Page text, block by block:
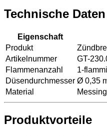
Technische Daten
Eigenschaft
Produkt
Artikelnummer
GT-
Flammenanzahl
1-
Düsendurchmesser Ø 0,35
Material
Produktvorteile